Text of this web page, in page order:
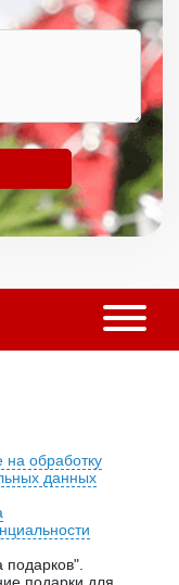
на обработку
данных